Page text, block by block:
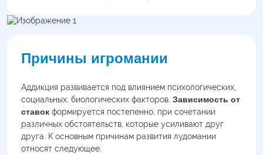
Причины игромании
Аддикция развивается под влиянием психологических,
социальных, биологических факторов. Зависимость от
ставок формируется постепенно, при сочетании
различных обстоятельств, которые усиливают друг
друга. К основным причинам развития лудомании
относят следующее.